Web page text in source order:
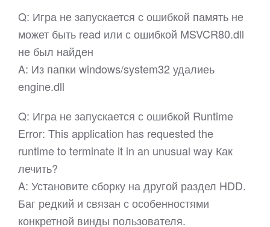
Q: Игра не запускается с ошибкой память не
может быть read или с ошибкой MSVCR80.dll
не был найден
A: Из папки windows/system32 удалиеь
engine.dll
Q: Игра не запускается с ошибкой Runtime
Error: This application has requested the
runtime to terminate it in an unusual way Как
лечить?
A: Установите сборку на другой раздел HDD.
Баг редкий и связан с особенностями
конкретной винды пользователя.